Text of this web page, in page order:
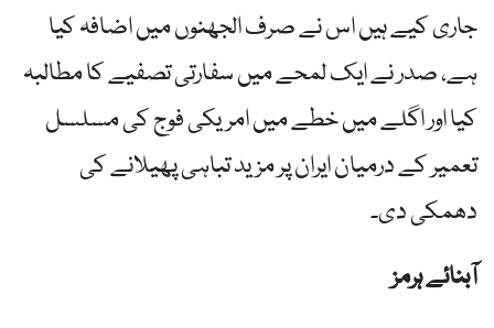
جاری کیے ہیں اس نے صرف الجھنوں میں اضافہ کیا
ہے، صدر نے ایک لمحے میں سفارتی تصفیے کا مطالبہ
کیا اور اگلے میں خطے میں امریکی فوج کی مسلسل
تعمیر کے درمیان ایران پر مزید تباہی پھیلانے کی
دھمکی دی۔
آبنائے ہرمز